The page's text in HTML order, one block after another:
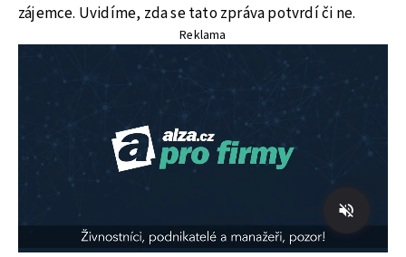
zájemce. Uvidíme, zda se tato zpráva potvrdí či ne.
Reklama